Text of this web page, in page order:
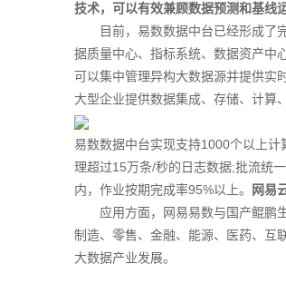
技术，可以有效兼顾数据预测和基线
目前，易数数据中台已经形成了完
据质量中心、指标系统、数据资产中
可以集中管理异构大数据源并提供实
大型企业提供数据集成、存储、计算
易数数据中台实现支持1000个以上
理超过15万条/秒的日志数据;批流统
内，作业按期完成率95%以上。
网易
应用方面，网易易数与国产鲲鹏生
制造、零售、金融、能源、医药、互
大数据产业发展。